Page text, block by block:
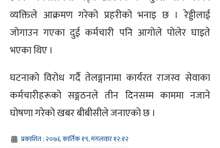
व्यक्तिले आक्रमण गरेको प्रहरीको भनाइ छ । रेड्डीलाई
जोगाउन गएका दुई कर्मचारी पनि आगोले पोलेर घाइते
भएका थिए ।
घटनाको विरोध गर्दै तेलङ्गानामा कार्यरत राजस्व सेवाका
कर्मचारीहरूको सङ्गठनले तीन दिनसम्म काममा नजाने
घोषणा गरेको खबर बीबीसीले जनाएको छ ।
प्रकाशित : २०७६ कार्तिक १९, मंगलवार १२:१२